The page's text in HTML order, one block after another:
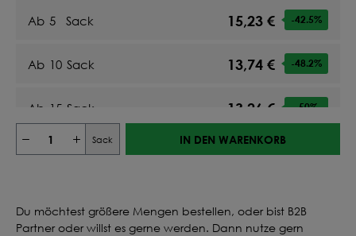
Ab 5 Sack 15,23 € -42.5%
Ab 10 Sack 13,74 € -48.2%
Ab 15 Sack 13,26 € -50%
Ab 20 Sack 12,97 €
Sack IN DEN WARENKORB
Du möchtest größere Mengen bestellen, oder bist B2B
Partner oder willst es gerne werden. Dann nutze gern